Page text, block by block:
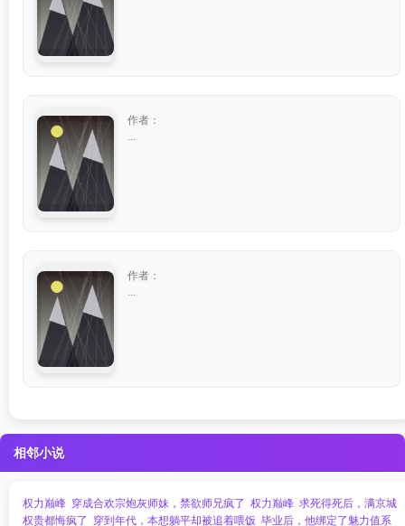
作者：
作者：
相邻小说
权力巅峰 穿成合欢宗炮灰师妹，禁欲师兄疯了 权力巅峰 求死得死后，满京城
权贵都悔疯了 穿到年代，本想躺平却被追着喂饭 毕业后，他绑定了魅力值系